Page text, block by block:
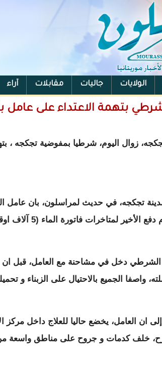
الولايات جاليات مقابلات آراء
بتهمة الاعتداء على عامل
زوال اليوم، شرطيا بمفوضية تجكجه ،
تجكجه، في حديث لمراسلون، بان عامل
لمتاخرات فاتورة الماء (5 آلاف اوقية ج)
دخل في مشاحنة مع العامل، قبل ان
واصفا الجميع بالاحتيال على الزبناء و
ان العامل، يخضع حاليا للعلاج داخل
خلف كدمات و جروح على مناطق واسعة